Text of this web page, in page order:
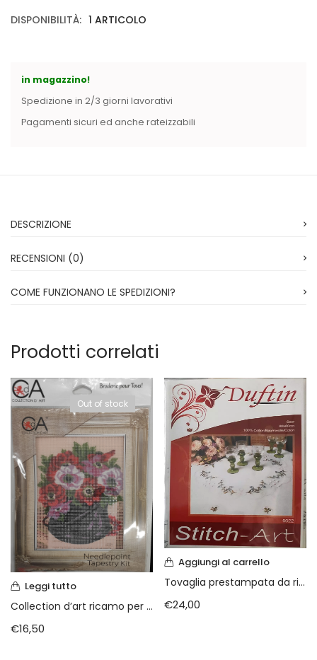
Swarovski (2)
DISPONIBILITÀ: 1 ARTICOLO
in magazzino!
Spedizione in 2/3 giorni lavorativi
Pagamenti sicuri ed anche rateizzabili
DESCRIZIONE
RECENSIONI (0)
COME FUNZIONANO LE SPEDIZIONI?
Prodotti correlati
Out of stock
Leggi tutto
Collection d’art ricamo per tutti immagine prestampata di fiori
€16,50
Aggiungi al carrello
Tovaglia prestampata da ricamare a punto croce
€24,00